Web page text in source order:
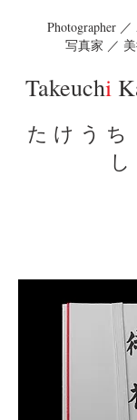
Photographer ／
写真家 ／
Takeuchi
た け う ち
し